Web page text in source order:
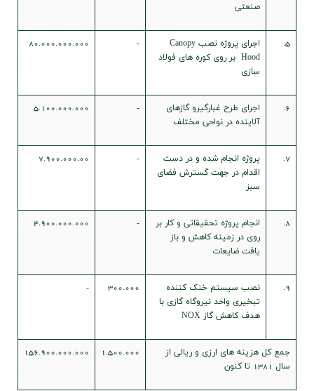
صنعتی
5.
اجرای پروژه نصب Canopy
Hood بر روی کوره های فولاد
سازی
-
80.000.000.000
6.
اجرای طرح غبارگیرو گازهای
آلاینده در نواحی مختلف
-
5.100.000.000
7.
پروژه انجام شده و در دست
اقدام در جهت گسترش فضای
سبز
-
7.900.000.00
8.
انجام پروژه تحقیقاتی و کار بر
روی در زمینه کاهش و باز
یافت ضایعات
-
4.900.000.000
9.
نصب سیستم خنک کننده
تبخیری واحد نیروگاه گازی با
هدف کاهش گاز NOX
300.000
-
جمع کل هزينه هاي ارزي و ريالي از
سال 1381 تا کنون
1.500.000
156.900.000.000